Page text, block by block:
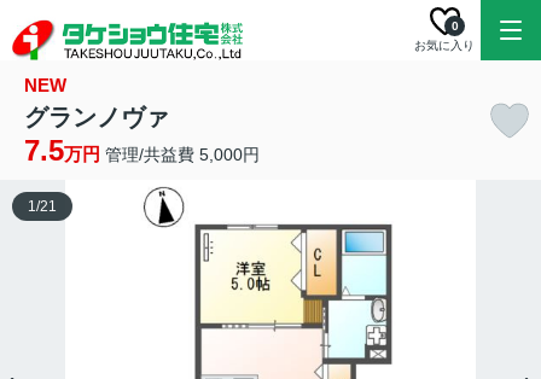
お気に入り
0
NEW
グランノヴァ
7.5万円 管理/共益費 5,000円
1/21